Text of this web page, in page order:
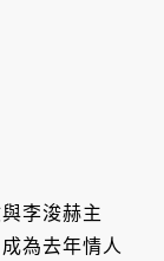
李浚赫主
為去年情人